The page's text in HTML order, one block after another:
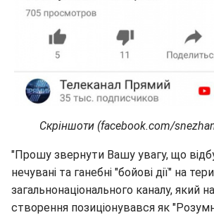
Скріншоти (facebook.com/
"Прошу звернути Вашу увагу, що
нечувані та ганебні "бойові дії" на
загальнонаціонального каналу, який
створення позиціонувався як